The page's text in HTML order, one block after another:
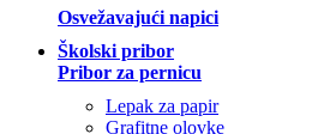
Osvežavajući napici
Školski pribor
Pribor za pernicu
Lepak za papir
Grafitne olovke